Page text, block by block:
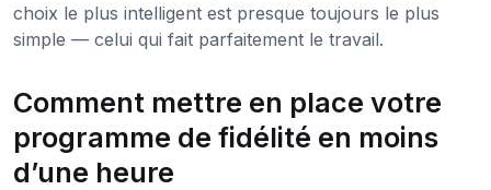
choix le plus intelligent est presque toujours le plus
simple — celui qui fait parfaitement le travail.
Comment mettre en place votre
programme de fidélité en moins
d’une heure